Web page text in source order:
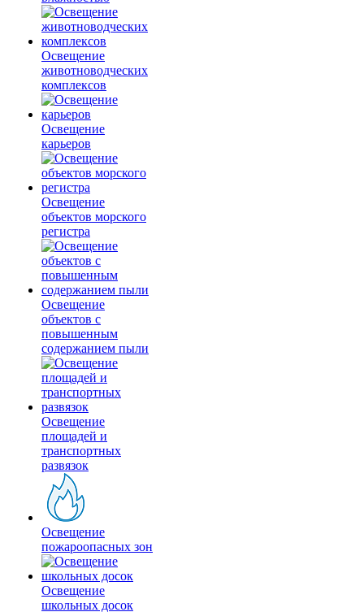
Освещение
животноводческих
комплексов
Освещение
карьеров
Освещение
объектов морского
регистра
Освещение
объектов с
повышенным
содержанием пыли
Освещение
площадей и
транспортных
развязок
Освещение
пожароопасных зон
Освещение
школьных досок